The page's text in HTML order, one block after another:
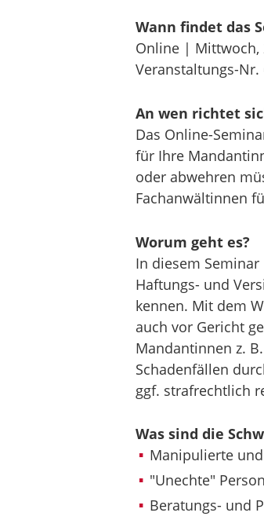
Wann findet das
Online | Mittwoch,
Veranstaltungs-Nr.
An wen richtet
Das Online-
für Ihre
oder abwehren
Fachanwältinnen
Worum geht es?
In diesem
Haftungs- und
kennen. Mit dem
auch vor Gericht
Mandantinnen z.
Schadenfällen
ggf. strafrechtlich
Was sind die
Manipulierte
"Unechte"
Beratungs- und